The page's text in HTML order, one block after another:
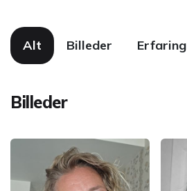
Alt Billeder Erfaring
Billeder